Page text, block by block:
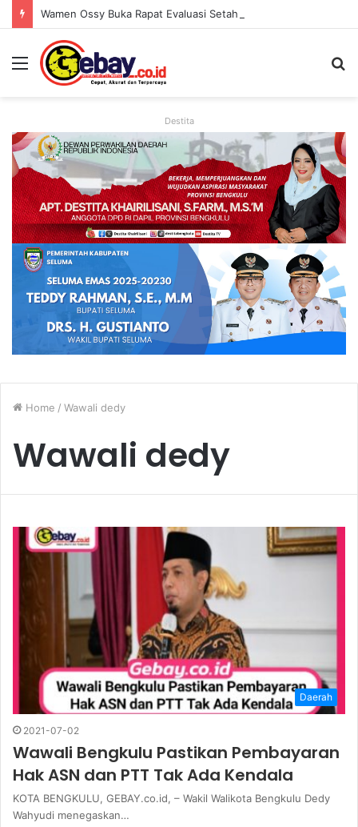
Destita
Home / Wawali dedy
Wawali dedy
Daerah
2021-07-02
Wawali Bengkulu Pastikan Pembayaran
Hak ASN dan PTT Tak Ada Kendala
KOTA BENGKULU, GEBAY.co.id, – Wakil Walikota Bengkulu Dedy
Wahyudi menegaskan…